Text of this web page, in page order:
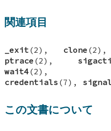
関連項目
_exit (2), clone
ptrace (2),
wait4
credentials (7), signal
この文書について